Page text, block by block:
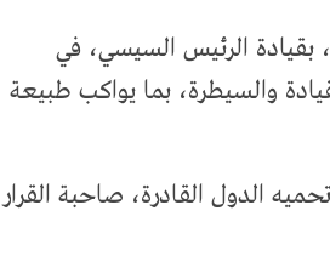
الرئيس السيسي، في
والسيطرة، بما يواكب طبيعة
الدول القادرة، صاحبة القرار